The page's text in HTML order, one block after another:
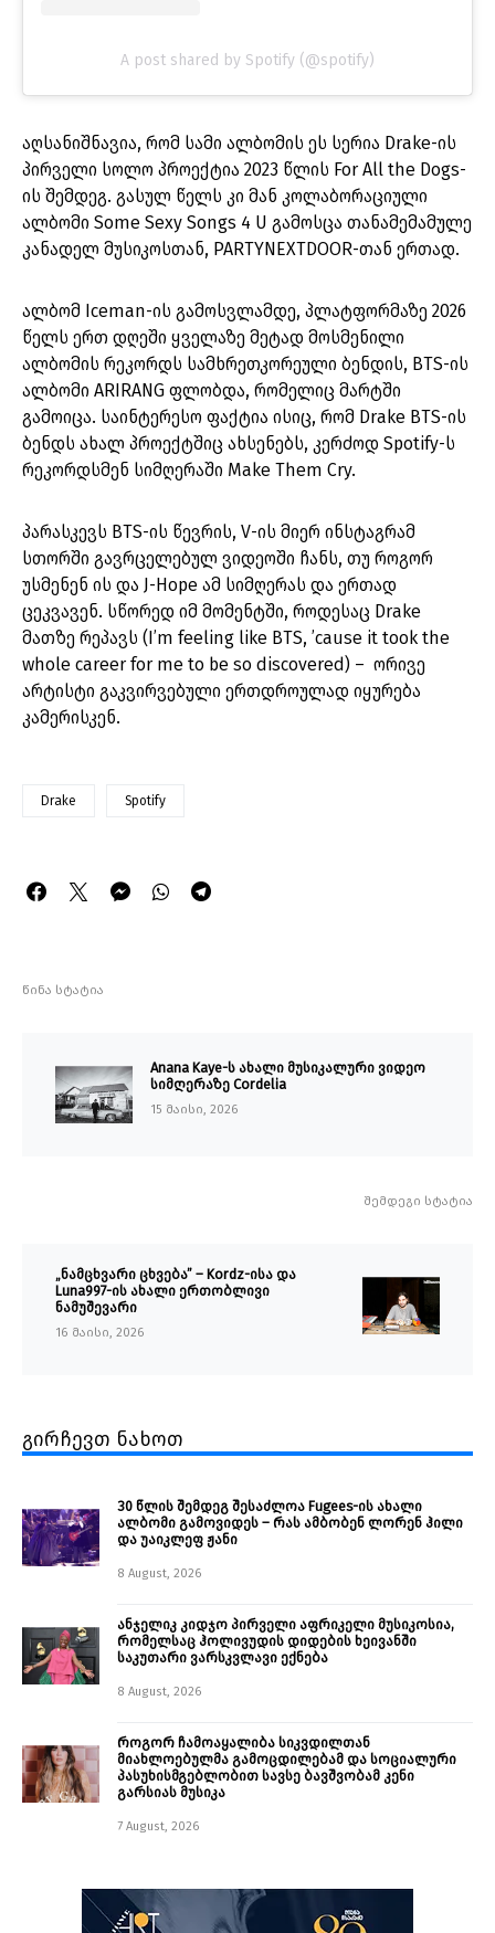
A post shared by Spotify (@spotify)
აღსანიშნავია, რომ სამი ალბომის ეს სერია Drake-ის
პირველი სოლო პროექტია 2023 წლის For All the Dogs-
ის შემდეგ. გასულ წელს კი მან კოლაბორაციული
ალბომი Some Sexy Songs 4 U გამოსცა თანამემამულე
კანადელ მუსიკოსთან, PARTYNEXTDOOR-თან ერთად.
ალბომ Iceman-ის გამოსვლამდე, პლატფორმაზე 2026
წელს ერთ დღეში ყველაზე მეტად მოსმენილი
ალბომის რეკორდს სამხრეთკორეული ბენდის, BTS-ის
ალბომი ARIRANG ფლობდა, რომელიც მარტში
გამოიცა. საინტერესო ფაქტია ისიც, რომ Drake BTS-ის
ბენდს ახალ პროექტშიც ახსენებს, კერძოდ Spotify-ს
რეკორდსმენ სიმღერაში Make Them Cry.
პარასკევს BTS-ის წევრის, V-ის მიერ ინსტაგრამ
სთორში გავრცელებულ ვიდეოში ჩანს, თუ როგორ
უსმენენ ის და J-Hope ამ სიმღერას და ერთად
ცეკვავენ. სწორედ იმ მომენტში, როდესაც Drake
მათზე რეპავს (I’m feeling like BTS, ’cause it took the
whole career for me to be so discovered) – ორივე
არტისტი გაკვირვებული ერთდროულად იყურება
კამერისკენ.
Drake Spotify
წინა სტატია
Anana Kaye-ს ახალი მუსიკალური ვიდეო
სიმღერაზე Cordelia
15 მაისი, 2026
შემდეგი სტატია
„ნამცხვარი ცხვება” – Kordz-ისა და
Luna997-ის ახალი ერთობლივი
ნამუშევარი
16 მაისი, 2026
გირჩევთ ნახოთ
30 წლის შემდეგ შესაძლოა Fugees-ის ახალი
ალბომი გამოვიდეს – რას ამბობენ ლორენ ჰილი
და უაიკლეფ ჟანი
8 August, 2026
ანჯელიკ კიდჯო პირველი აფრიკელი მუსიკოსია,
რომელსაც ჰოლივუდის დიდების ხეივანში
საკუთარი ვარსკვლავი ექნება
8 August, 2026
როგორ ჩამოაყალიბა სიკვდილთან
მიახლოებულმა გამოცდილებამ და სოციალური
პასუხისმგებლობით სავსე ბავშვობამ კენი
გარსიას მუსიკა
7 August, 2026